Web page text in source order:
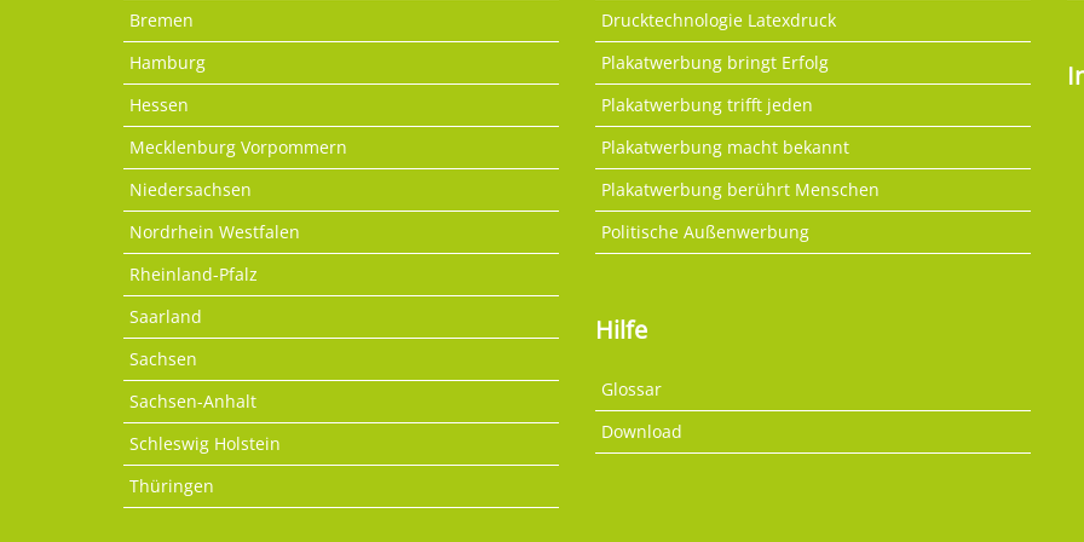
Bremen
Hamburg
Hessen
Mecklenburg Vorpommern
Niedersachsen
Nordrhein Westfalen
Rheinland-Pfalz
Saarland
Sachsen
Sachsen-Anhalt
Schleswig Holstein
Thüringen
Drucktechnologie Latexdruck
Plakatwerbung bringt Erfolg
Plakatwerbung trifft jeden
Plakatwerbung macht bekannt
Plakatwerbung berührt Menschen
Politische Außenwerbung
Hilfe
Glossar
Download